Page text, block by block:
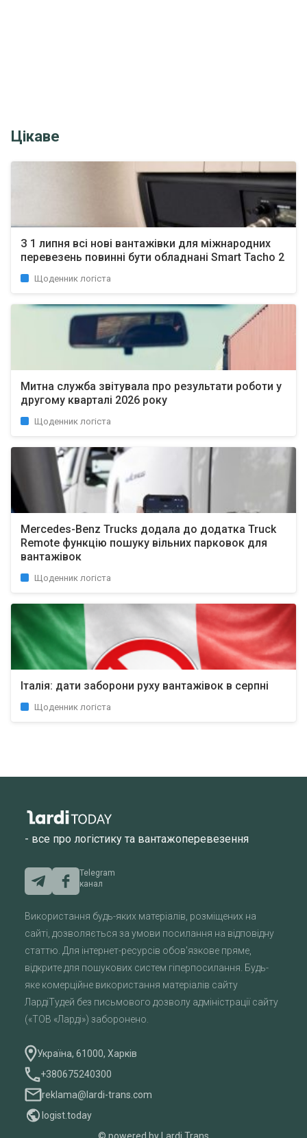
Цікаве
З 1 липня всі нові вантажівки для міжнародних
перевезень повинні бути обладнані Smart Tacho 2
Щоденник логіста
Митна служба звітувала про результати роботи у
другому кварталі 2026 року
Щоденник логіста
Mercedes-Benz Trucks додала до додатка Truck
Remote функцію пошуку вільних парковок для
вантажівок
Щоденник логіста
Італія: дати заборони руху вантажівок в серпні
Щоденник логіста
- все про логістику та вантажоперевезення
Telegram
канал
Використання будь-яких матеріалів, розміщених на
сайті, дозволяється за умови посилання на відповідну
статтю. Для інтернет-ресурсів обов'язкове пряме,
відкрите для пошукових систем гіперпосилання. Будь-
яке комерційне використання матеріалів сайту
ЛардіТудей без письмового дозволу адміністрації сайту
(«ТОВ «Ларді») заборонено.
Україна, 61000, Харків
+380675240300
reklama@lardi-trans.com
logist.today